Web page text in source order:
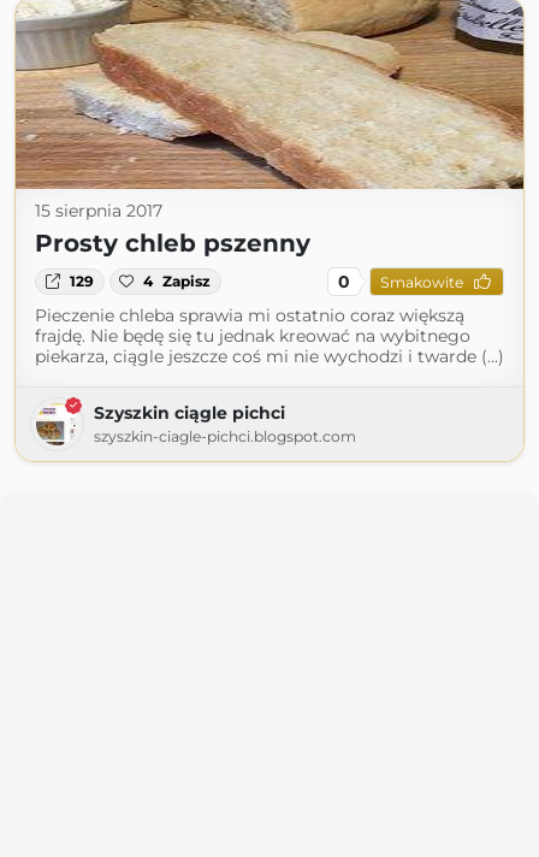
15 sierpnia 2017
Prosty chleb pszenny
129 4 Zapisz 0 Smakowite
Pieczenie chleba sprawia mi ostatnio coraz większą
frajdę. Nie będę się tu jednak kreować na wybitnego
piekarza, ciągle jeszcze coś mi nie wychodzi i twarde (...)
Szyszkin ciągle pichci
szyszkin-ciagle-pichci.blogspot.com